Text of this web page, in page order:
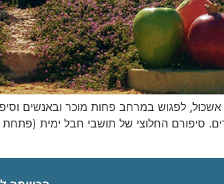
סיפורם החלוצי של תושבי חבל ימית